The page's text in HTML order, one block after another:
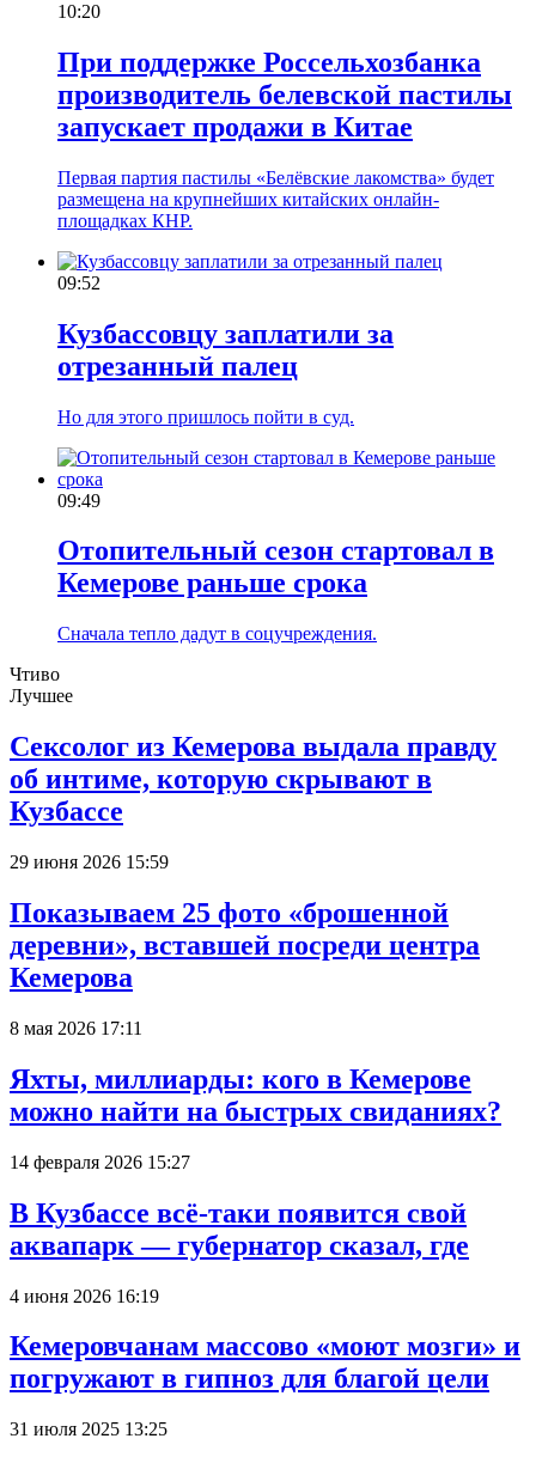
10:20
При поддержке Россельхозбанка
производитель белевской пастилы
запускает продажи в Китае
Первая партия пастилы «Белёвские лакомства» будет
размещена на крупнейших китайских онлайн-
площадках КНР.
09:52
Кузбассовцу заплатили за
отрезанный палец
Но для этого пришлось пойти в суд.
09:49
Отопительный сезон стартовал в
Кемерове раньше срока
Сначала тепло дадут в соцучреждения.
Чтиво
Лучшее
Сексолог из Кемерова выдала правду
об интиме, которую скрывают в
Кузбассе
29 июня 2026 15:59
Показываем 25 фото «брошенной
деревни», вставшей посреди центра
Кемерова
8 мая 2026 17:11
Яхты, миллиарды: кого в Кемерове
можно найти на быстрых свиданиях?
14 февраля 2026 15:27
В Кузбассе всё-таки появится свой
аквапарк — губернатор сказал, где
4 июня 2026 16:19
Кемеровчанам массово «моют мозги» и
погружают в гипноз для благой цели
31 июля 2025 13:25